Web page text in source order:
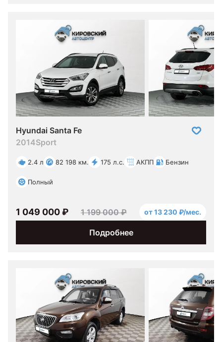
Hyundai Santa Fe
2014Sport
2.4 л 82 198 км. 175 л.с. АКПП Бензин
Полный
Подробнее
1 049 000 ₽ 1 199 000 ₽ от 13 230 ₽/мес.